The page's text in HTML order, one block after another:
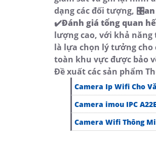
dạng các đối tượng, 🎛
✔️Đánh giá tổng quan
lượng cao, với khả
là lựa chọn lý tưởng cho
toàn khu vực được bảo
Đề xuất các sản phẩm
Camera Ip Wifi Cho
Camera imou IPC
Camera Wifi Thông